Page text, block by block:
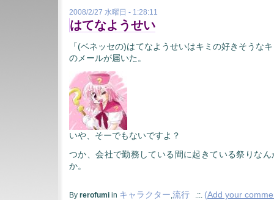
2008/2/27 水曜日 - 1:28:11
はてなようせい
「(ベネッセの)はてなようせいはキミの好きそうな
のメールが届いた。
いや、そーでもないですよ？
つか、会社で勤務している間に起きている祭りな
か。
By rerofumi in キャラクター 流行 .::. (Add your